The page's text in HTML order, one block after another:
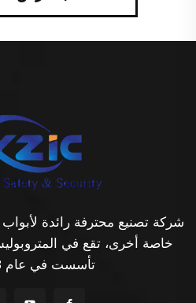
شركة تصنيع محترفة رائدة
خاصة أخرى، تقع في
تأسست في عام 2003.